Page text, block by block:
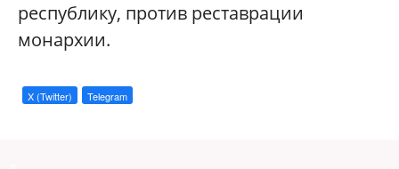
республику, против реставрации
монархии.
X (Twitter) Telegram